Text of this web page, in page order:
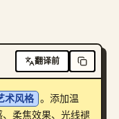
翻译前
风格 。添加温
柔焦效果、光线褪